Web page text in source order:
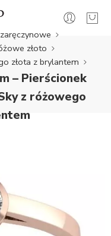
złoto
złota z brylantem
– Pierścionek
z różowego